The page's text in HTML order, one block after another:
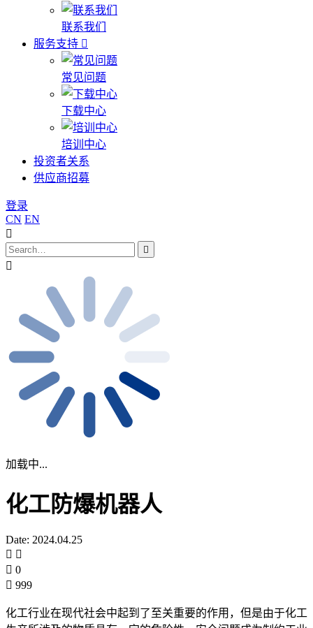
联系我们
服务支持
常见问题
下载中心
培训中心
投资者关系
供应商招募
登录
CN EN
加载中...
化工防爆机器人
Date: 2024.04.25
0
999
化工行业在现代社会中起到了至关重要的作用，但是由于化工